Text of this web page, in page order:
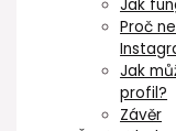
Jak
Proč
Jak
profil?
Závěr